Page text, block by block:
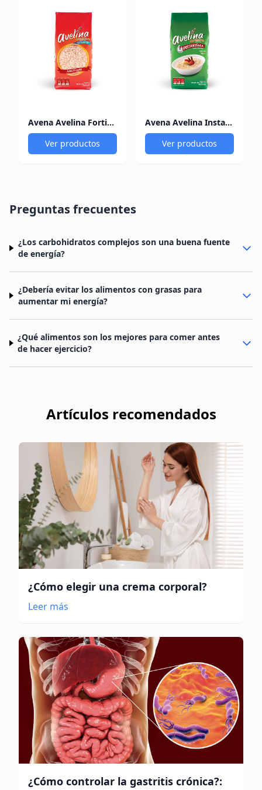
Avena Avelina Fortificada 400 Gr
Ver productos
Avena Avelina Instantánea 400 Gr
Ver productos
Preguntas frecuentes
¿Los carbohidratos complejos son una buena fuente
de energía?
¿Debería evitar los alimentos con grasas para
aumentar mi energía?
¿Qué alimentos son los mejores para comer antes
de hacer ejercicio?
Artículos recomendados
¿Cómo elegir una crema corporal?
Leer más
¿Cómo controlar la gastritis crónica?: